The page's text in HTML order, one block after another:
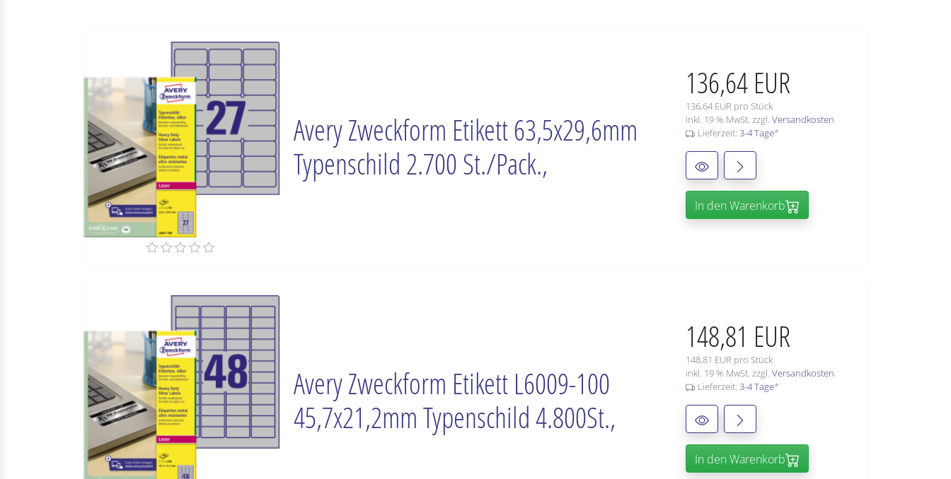
136,64 EUR
136,64 EUR pro Stück
inkl. 19 % MwSt. zzgl. Versandkosten
Lieferzeit: 3-4 Tage*
In den Warenkorb
Avery Zweckform Etikett 63,5x29,6mm
Typenschild 2.700 St./Pack.,
148,81 EUR
148,81 EUR pro Stück
inkl. 19 % MwSt. zzgl. Versandkosten
Lieferzeit: 3-4 Tage*
In den Warenkorb
Avery Zweckform Etikett L6009-100
45,7x21,2mm Typenschild 4.800St.,